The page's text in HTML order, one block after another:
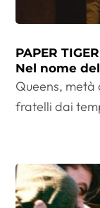
PAPER
Nel nome
Queens, metà
fratelli dai